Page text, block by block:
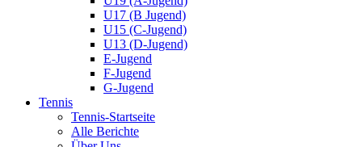
U17 (B Jugend)
U15 (C-Jugend)
U13 (D-Jugend)
E-Jugend
F-Jugend
G-Jugend
Tennis
Tennis-Startseite
Alle Berichte